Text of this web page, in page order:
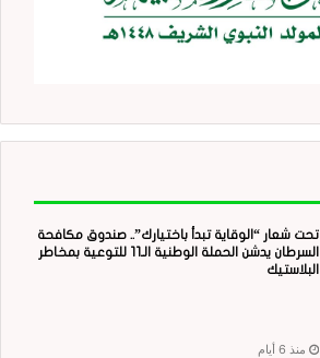
تحت شعار “الوقاية تبدأ باختيارك”.. صندوق مكافحة
السرطان يدشن الحملة الوطنية الـ11 للتوعية بمخاطر
البلاستيك
منذ 6 أيام